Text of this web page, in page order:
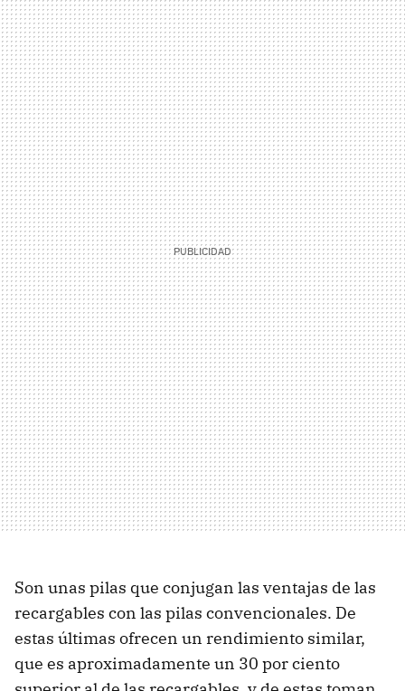
Son unas pilas que conjugan las ventajas de las
recargables con las pilas convencionales. De
estas últimas ofrecen un rendimiento similar,
que es aproximadamente un 30 por ciento